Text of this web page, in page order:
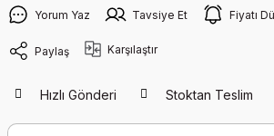
Yorum Yaz Tavsiye Et Fiyatı
Paylaş Karşılaştır
Hızlı Gönderi Stoktan Teslim